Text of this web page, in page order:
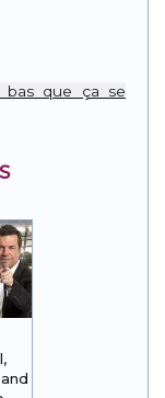
Link
bas que ça se